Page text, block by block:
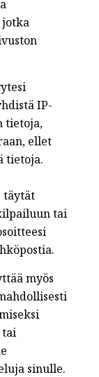
IP-
tietoja,
ellet
tietoja.
täytät
tai
myös
tai
sinulle.